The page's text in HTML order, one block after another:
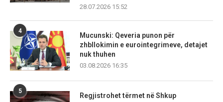
28.07.2026 15:52
4
Mucunski: Qeveria punon për
zhbllokimin e eurointegrimeve, detajet
nuk thuhen
03.08.2026 16:35
5
Regjistrohet tërmet në Shkup